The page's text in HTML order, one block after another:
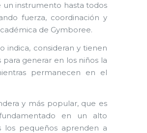
un instrumento hasta todos
fuerza, coordinación y
de Gymboree.
indica, consideran y tienen
generar en los niños la
permanecen en el
y más popular, que es
en un alto
los pequeños aprenden a